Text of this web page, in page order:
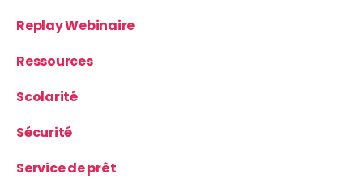
Replay Webinaire
Ressources
Scolarité
Sécurité
Service de prêt